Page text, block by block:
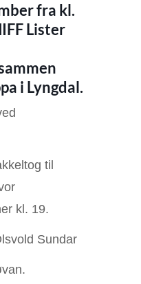
fra kl.
Lister
i Lyngdal.
til
kl. 19.
Sundar